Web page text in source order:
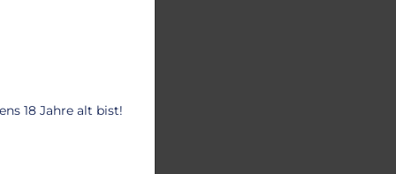
18 Jahre alt bist!
nur